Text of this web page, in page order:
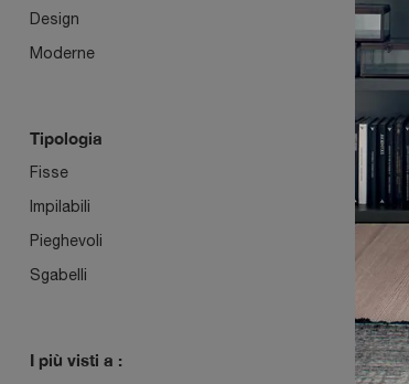
Design
Moderne
Tipologia
Fisse
Impilabili
Pieghevoli
Sgabelli
I più visti a :